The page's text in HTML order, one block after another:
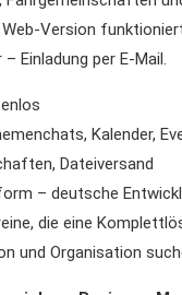
Version
Einladung per E-Mail.
Kalender,
Dateiversand
– deutsche
die eine
und Organisation